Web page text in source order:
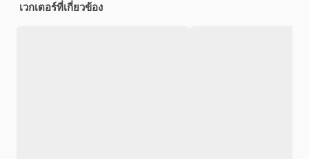
เวกเตอร์ที่เกี่ยวข้อง